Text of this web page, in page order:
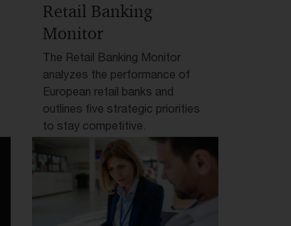
Retail Banking
Monitor
The Retail Banking Monitor
analyzes the performance of
European retail banks and
outlines five strategic priorities
to stay competitive.